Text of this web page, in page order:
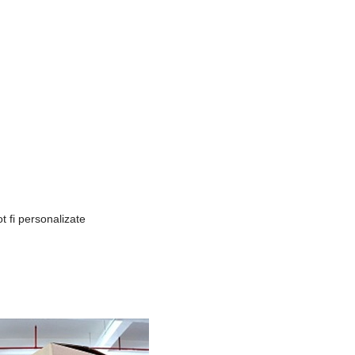
fi personalizate